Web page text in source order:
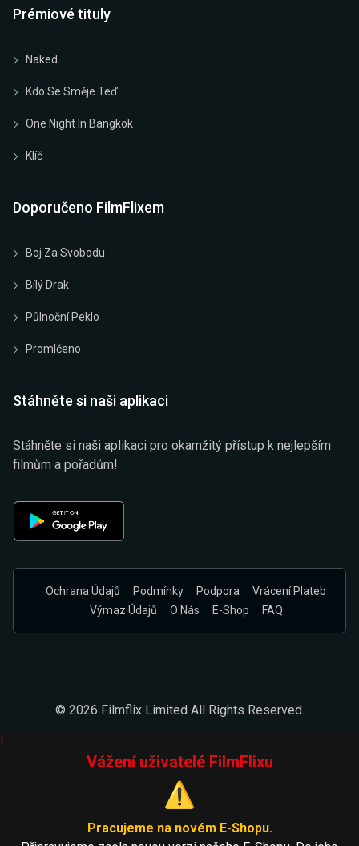
Prémiové tituly
Naked
Kdo Se Směje Teď
One Night In Bangkok
Klíč
Doporučeno FilmFlixem
Boj Za Svobodu
Bílý Drak
Půlnoční Peklo
Promlčeno
Stáhněte si naši aplikaci
Stáhněte si naši aplikaci pro okamžitý přístup k nejlepším
filmům a pořadům!
Ochrana Údajů Podmínky Podpora
Vrácení Plateb
Výmaz Údajů
O Nás E-Shop FAQ
© 2026 Filmflix Limited All Rights Reserved.
i
Vážení uživatelé FilmFlixu
⚠️
Pracujeme na novém E-Shopu.